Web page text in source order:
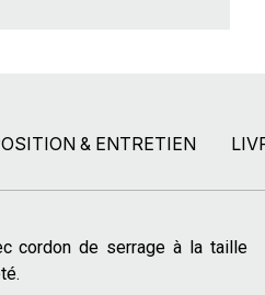
& ENTRETIEN
cordon de serrage à la taille